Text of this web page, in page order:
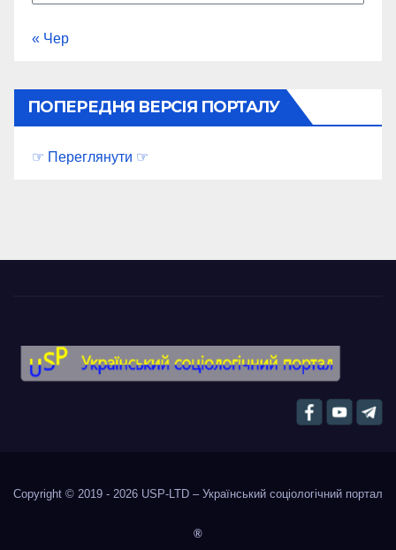
« Чер
ПОПЕРЕДНЯ ВЕРСІЯ ПОРТАЛУ
☞ Переглянути ☞
Copyright © 2019 - 2026 USP-LTD – Український соціологічний портал
®